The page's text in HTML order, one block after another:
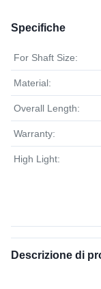
Specifiche
For Shaft Size:
Material:
Overall Length:
Warranty:
High Light:
Descrizione di